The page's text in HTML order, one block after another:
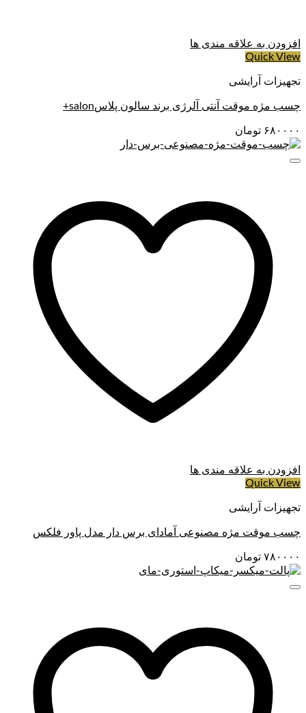
افزودن به علاقه مندی ها
Quick View
تجهیزات آرایشی
چسب مژه موقت آنتی آلرژی برند سالون پلاسsalon+
۶۸۰۰۰۰ تومان
افزودن به علاقه مندی ها
Quick View
تجهیزات آرایشی
چسب موقت مژه مصنوعی آمادای برس دار مدل پاور فلکس
۷۸۰۰۰۰ تومان